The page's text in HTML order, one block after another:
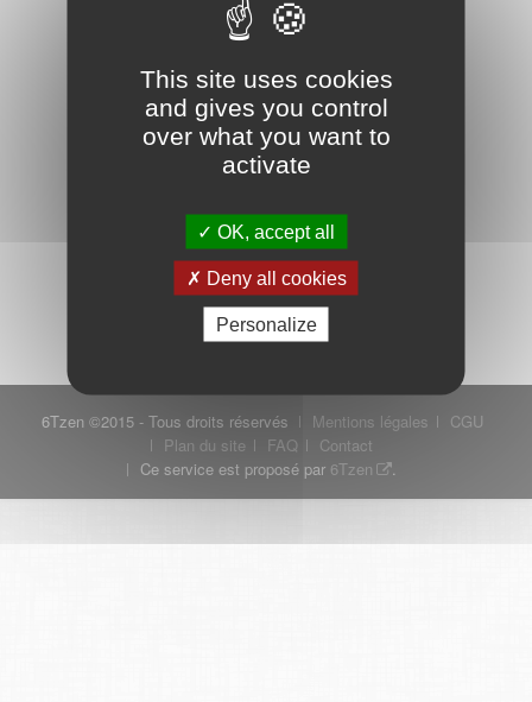
Qu'est-ce que FranceConnect ?
Mot de passe oublié ? Je crée mon compte
Connexion
6Tzen ©2015 - Tous droits réservés Mentions légales
CGU
Plan du site
FAQ
Contact
Ce service est proposé par 6Tzen .
This site uses cookies
and gives you control
over what you want to
activate
OK, accept all
Deny all cookies
Personalize